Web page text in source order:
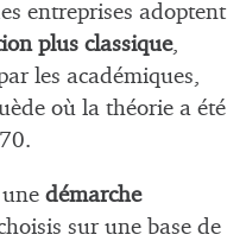
entreprises adoptent
plus classique,
les académiques,
où la théorie a été
démarche
sur une base de